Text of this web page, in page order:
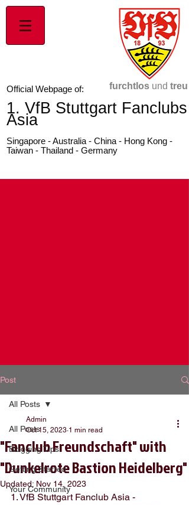
Official Webpage of:
1. VfB Stuttgart Fanclubs
Asia
Singapore - Australia - China - Hong Kong -
Taiwan - Thailand - Germany
furchtlos und treu
Post
All Posts
Blogging Tips
Getting Started
Your Community
All Posts
"Fanclub Freundschaft" with
"Dunkelrote Bastion Heidelberg"
Admin
Oct 15, 2023 1 min read
Updated: Nov 14, 2023
1. VfB Stuttgart Fanclub Asia -